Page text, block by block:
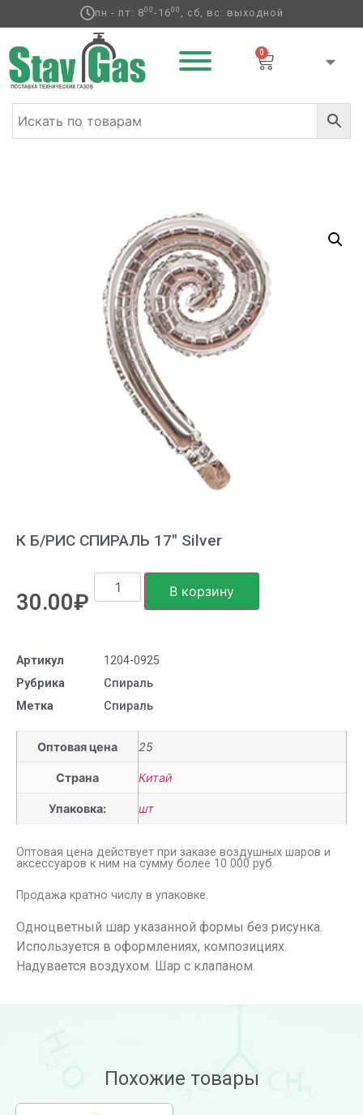
пн - пт: 800-1600 , сб, вс: выходной
0
К Б/РИС СПИРАЛЬ 17″ Silver
30.00₽ В корзину
Артикул
1204-0925
Рубрика
Спираль
Метка
Спираль
Оптовая цена 25
Страна Китай
Упаковка: шт
Оптовая цена действует при заказе воздушных шаров и
аксессуаров к ним на сумму более 10 000 руб.
Продажа кратно числу в упаковке.
Одноцветный шар указанной формы без рисунка.
Используется в оформлениях, композициях.
Надувается воздухом. Шар с клапаном.
Похожие товары